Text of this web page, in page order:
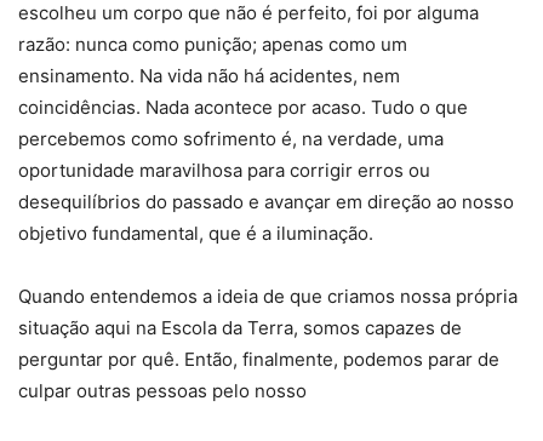
escolheu um corpo que não é perfeito, foi por alguma
razão: nunca como punição; apenas como um
ensinamento. Na vida não há acidentes, nem
coincidências. Nada acontece por acaso. Tudo o que
percebemos como sofrimento é, na verdade, uma
oportunidade maravilhosa para corrigir erros ou
desequilíbrios do passado e avançar em direção ao nosso
objetivo fundamental, que é a iluminação.
Quando entendemos a ideia de que criamos nossa própria
situação aqui na Escola da Terra, somos capazes de
perguntar por quê. Então, finalmente, podemos parar de
culpar outras pessoas pelo nosso